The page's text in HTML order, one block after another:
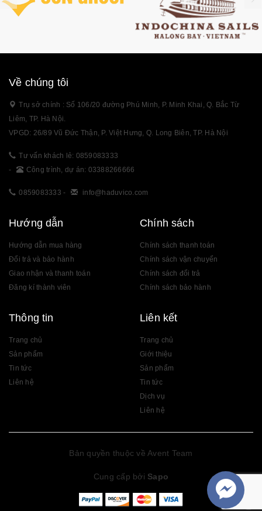
Về chúng tôi
Trụ sở chính : Số 106/20 đường Phú Minh, P. Minh Khai, Q. Bắc Từ
Liêm, TP. Hà Nội.
VPGD: 26/89 Vũ Đức Thận, P. Việt Hưng, Q. Long Biên, TP. Hà Nội
Tư vấn khách lẻ: 0859083333
-
Công trình, dự án: 03388266666
0859083333 - info@haduvico.com
Hướng dẫn
Hướng dẫn mua hàng
Đổi trả và bảo hành
Giao nhận và thanh toán
Đăng kí thành viên
Chính sách
Chính sách thanh toán
Chính sách vận chuyển
Chính sách đổi trả
Chính sách bảo hành
Thông tin
Trang chủ
Sản phẩm
Tin tức
Liên hệ
Liên kết
Trang chủ
Giới thiệu
Sản phẩm
Tin tức
Dịch vụ
Liên hệ
Bản quyền thuộc về Avent Team
Cung cấp bởi Sapo